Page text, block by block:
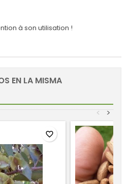
à son utilisation !
EN LA MISMA
>
<
favorite_border